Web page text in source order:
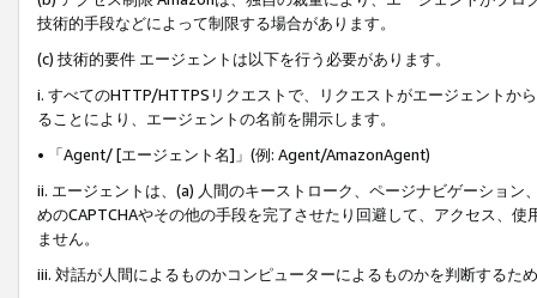
技術的手段などによって制限する場合があります。
(c) 技術的要件 エージェントは以下を行う必要があります。
i. すべてのHTTP/HTTPSリクエストで、リクエストがエージェントか
ることにより、エージェントの名前を開示します。
• 「Agent/ [エージェント名]」(例: Agent/AmazonAgent)
ii. エージェントは、(a) 人間のキーストローク、ページナビゲーショ
めのCAPTCHAやその他の手段を完了させたり回避して、アクセス、
ません。
iii. 対話が人間によるものかコンピューターによるものかを判断するた